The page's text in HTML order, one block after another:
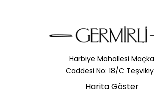
Harbiye Mahallesi Maçka
Caddesi No: 18/C
Harita Göster